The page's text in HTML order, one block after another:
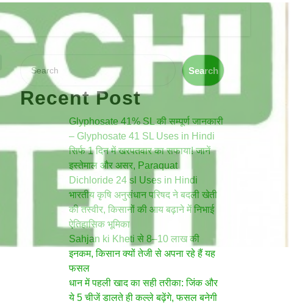
Search
Search
Recent Post
Glyphosate 41% SL की सम्पूर्ण जानकारी
– Glyphosate 41 SL Uses in Hindi
सिर्फ 1 दिन में खरपतवार का सफाया! जानें
इस्तेमाल और असर, Paraquat
Dichloride 24 sl Uses in Hindi
भारतीय कृषि अनुसंधान परिषद ने बदली खेती
की तस्वीर, किसानों की आय बढ़ाने में निभाई
ऐतिहासिक भूमिका
Sahjan ki Kheti से 8–10 लाख की
इनकम, किसान क्यों तेजी से अपना रहे हैं यह
फसल
धान में पहली खाद का सही तरीका: जिंक और
ये 5 चीजें डालते ही कल्ले बढ़ेंगे, फसल बनेगी